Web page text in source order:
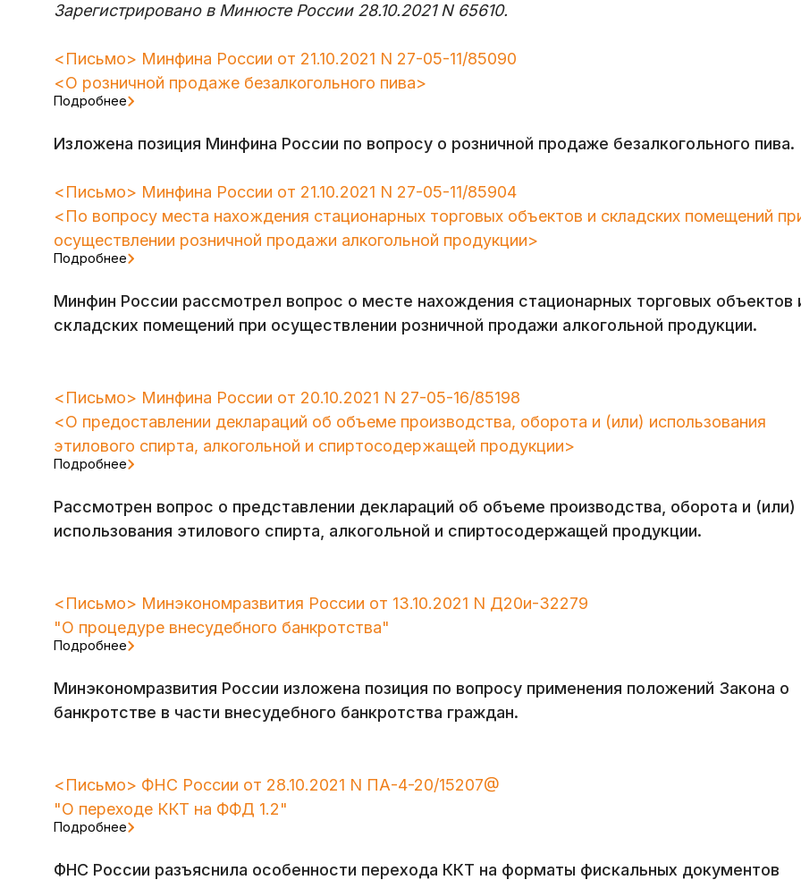
Зарегистрировано в Минюсте России 28.10.2021 N 65610.
<Письмо> Минфина России от 21.10.2021 N 27-05-11/85090
<О розничной продаже безалкогольного пива>
Подробнее
Изложена позиция Минфина России по вопросу о розничной продаже безалкогольного пива.
<Письмо> Минфина России от 21.10.2021 N 27-05-11/85904
<По вопросу места нахождения стационарных торговых объектов и складских помещений
осуществлении розничной продажи алкогольной продукции>
Подробнее
Минфин России рассмотрел вопрос о месте нахождения стационарных торговых объектов
складских помещений при осуществлении розничной продажи алкогольной продукции.
<Письмо> Минфина России от 20.10.2021 N 27-05-16/85198
<О предоставлении деклараций об объеме производства, оборота и (или) использования
этилового спирта, алкогольной и спиртосодержащей продукции>
Подробнее
Рассмотрен вопрос о представлении деклараций об объеме производства, оборота и (или)
использования этилового спирта, алкогольной и спиртосодержащей продукции.
<Письмо> Минэкономразвития России от 13.10.2021 N Д20и-32279
"О процедуре внесудебного банкротства"
Подробнее
Минэкономразвития России изложена позиция по вопросу применения положений Закона о
банкротстве в части внесудебного банкротства граждан.
<Письмо> ФНС России от 28.10.2021 N ПА-4-20/15207@
"О переходе ККТ на ФФД 1.2"
Подробнее
ФНС России разъяснила особенности перехода ККТ на форматы фискальных документов